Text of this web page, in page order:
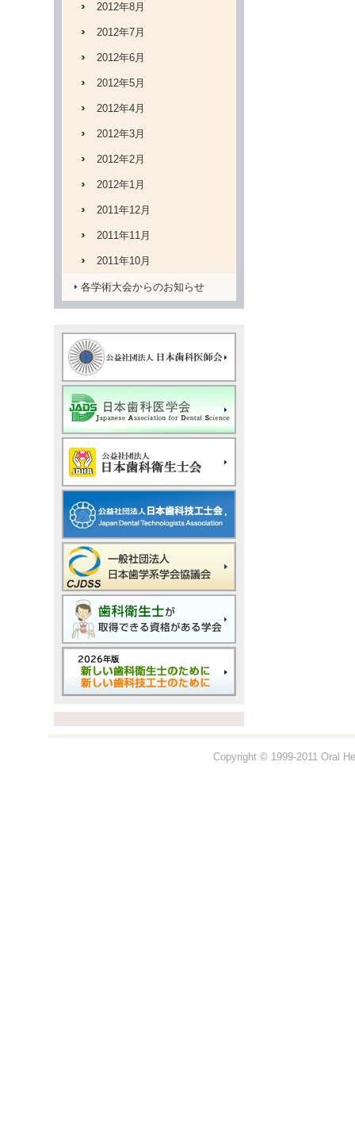
2012年8月
2012年7月
2012年6月
2012年5月
2012年4月
2012年3月
2012年2月
2012年1月
2011年12月
2011年11月
2011年10月
各学術大会からのお知らせ
Copyright © 1999-2011 Oral